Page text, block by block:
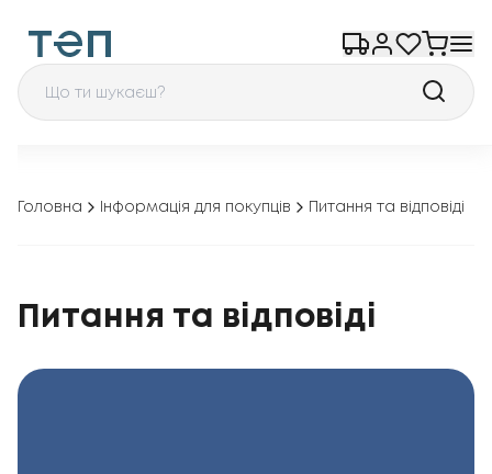
Головна Інформація для покупців Питання та відповіді
Питання та відповіді